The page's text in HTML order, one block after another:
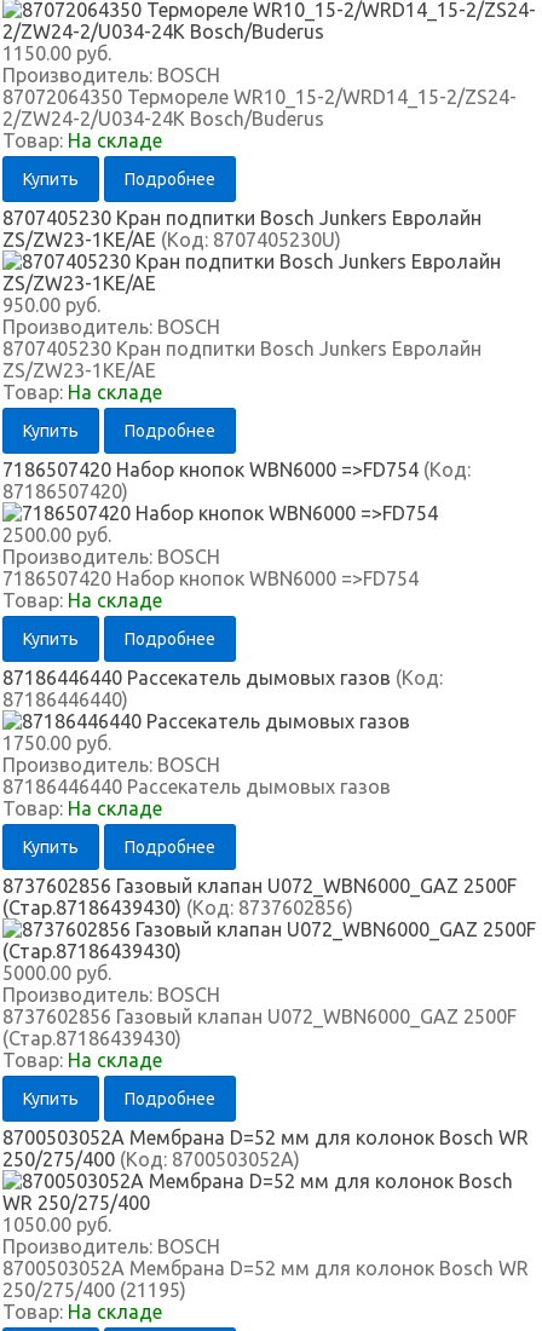
1150.00 руб.
Производитель: BOSCH
87072064350 Термореле WR10_15-2/WRD14_15-2/ZS24-
2/ZW24-2/U034-24K Bosch/Buderus
Товар: На складе
Купить Подробнее
8707405230 Кран подпитки Bosch Junkers Евролайн
ZS/ZW23-1KE/AE (Код: 8707405230U)
950.00 руб.
Производитель: BOSCH
8707405230 Кран подпитки Bosch Junkers Евролайн
ZS/ZW23-1KE/AE
Товар: На складе
Купить Подробнее
7186507420 Набор кнопок WBN6000 =>FD754 (Код:
87186507420)
2500.00 руб.
Производитель: BOSCH
7186507420 Набор кнопок WBN6000 =>FD754
Товар: На складе
Купить Подробнее
87186446440 Рассекатель дымовых газов (Код:
87186446440)
1750.00 руб.
Производитель: BOSCH
87186446440 Рассекатель дымовых газов
Товар: На складе
Купить Подробнее
8737602856 Газовый клапан U072_WBN6000_GAZ 2500F
(Стар.87186439430) (Код: 8737602856)
5000.00 руб.
Производитель: BOSCH
8737602856 Газовый клапан U072_WBN6000_GAZ 2500F
(Стар.87186439430)
Товар: На складе
Купить Подробнее
8700503052A Мембрана D=52 мм для колонок Bosch WR
250/275/400 (Код: 8700503052A)
1050.00 руб.
Производитель: BOSCH
8700503052A Мембрана D=52 мм для колонок Bosch WR
250/275/400 (21195)
Товар: На складе